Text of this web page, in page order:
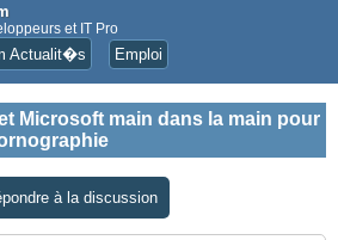
et IT Pro
Actualit�s Emploi
Microsoft main dans la main pour
à la discussion